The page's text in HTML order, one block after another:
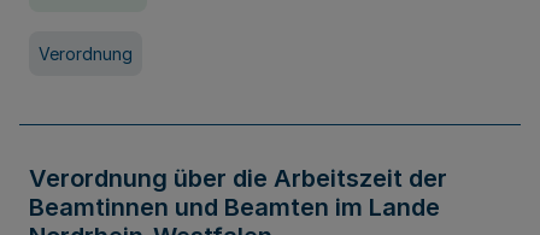
Verordnung
Verordnung über die Arbeitszeit der
Beamtinnen und Beamten im Lande